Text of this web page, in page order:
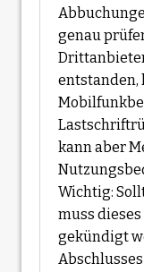
genau
entstanden,
kann aber
Wichtig:
muss
gekündigt